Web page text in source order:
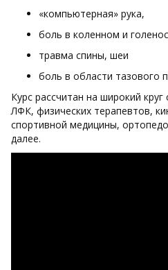
«компьютерная» рука,
боль в коленном и
травма спины, шеи
боль в области тазового
Курс рассчитан на широкий
ЛФК, физических терапевтов,
спортивной медицины,
далее.